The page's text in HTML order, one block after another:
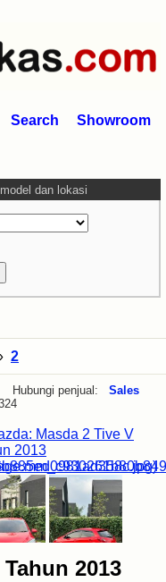
Search
Showroom
dan lokasi
2
penjual: Sales
2013